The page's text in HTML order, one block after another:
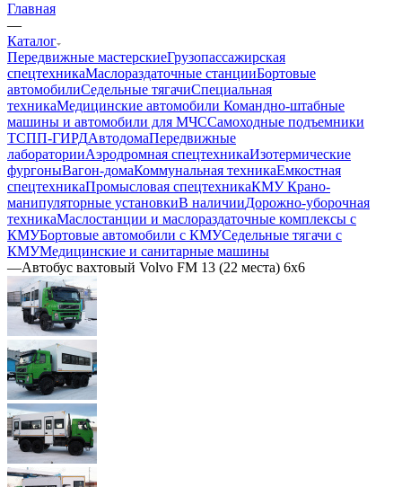
Главная
—
Каталог
Передвижные мастерскиеГрузопассажирская
спецтехникаМаслораздаточные станцииБортовые
автомобилиСедельные тягачиСпециальная
техникаМедицинские автомобили Командно-штабные
машины и автомобили для МЧССамоходные подъемники
ТСПП-ГИРДАвтодомаПередвижные
лабораторииАэродромная спецтехникаИзотермические
фургоныВагон-домаКоммунальная техникаЕмкостная
спецтехникаПромысловая спецтехникаКМУ Крано-
манипуляторные установкиВ наличииДорожно-уборочная
техникаМаслостанции и маслораздаточные комплексы с
КМУБортовые автомобили с КМУСедельные тягачи с
КМУМедицинские и санитарные машины
—Автобус вахтовый Volvo FM 13 (22 места) 6х6